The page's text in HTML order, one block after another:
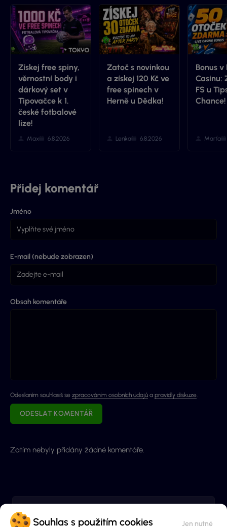
Souhlas s použitím cookies
Získej free spiny,
věrnostní body i
dárkový set v
Tipovačce k 1.
české fotbalové
lize!
Max 6.8.2026
Zatoč s novinkou
a získej 120 Kč ve
free spinech v
Herně u Dědka!
Lenka 6.8.2026
Bonus v
Casinu:
FS u
Chance!
Marťa
Přidej komentář
Jméno
E-mail (nebude zobrazen)
Obsah komentáře
Odeslaním souhlasíš se zpracováním osobních údajů a pravidly diskuze.
ODESLAT KOMENTÁŘ
Zatím nebyly přidány žádné komentáře.
Recenze casin